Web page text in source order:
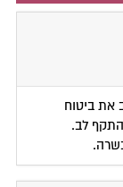
את ביטוח
לב.